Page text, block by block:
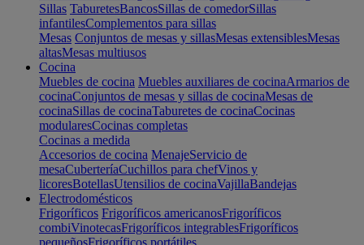
Sillas TaburetesBancosSillas de comedorSillas
infantilesComplementos para sillas
Mesas Conjuntos de mesas y sillasMesas extensiblesMesas
altasMesas multiusos
Cocina
Muebles de cocina Muebles auxiliares de cocinaArmarios de
cocinaConjuntos de mesas y sillas de cocinaMesas de
cocinaSillas de cocinaTaburetes de cocinaCocinas
modularesCocinas completas
Cocinas a medida
Accesorios de cocina MenajeServicio de
mesaCuberteríaCuchillos para chefVinos y
licoresBotellasUtensilios de cocinaVajillaBandejas
Electrodomésticos
Frigoríficos Frigoríficos americanosFrigoríficos
combiVinotecasFrigoríficos integrablesFrigoríficos
pequeñosFrigoríficos portátiles